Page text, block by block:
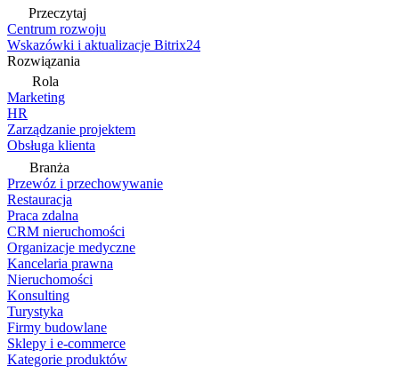
Przeczytaj
Centrum rozwoju
Wskazówki i aktualizacje Bitrix24
Rozwiązania
Rola
Marketing
HR
Zarządzanie projektem
Obsługa klienta
Branża
Przewóz i przechowywanie
Restauracja
Praca zdalna
CRM nieruchomości
Organizacje medyczne
Kancelaria prawna
Nieruchomości
Konsulting
Turystyka
Firmy budowlane
Sklepy i e-commerce
Kategorie produktów